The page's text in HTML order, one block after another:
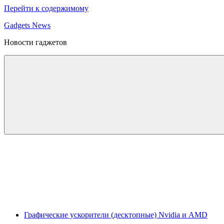
Перейти к содержимому
Gadgets News
Новости гаджетов
Графические ускорители (десктопные) Nvidia и AMD